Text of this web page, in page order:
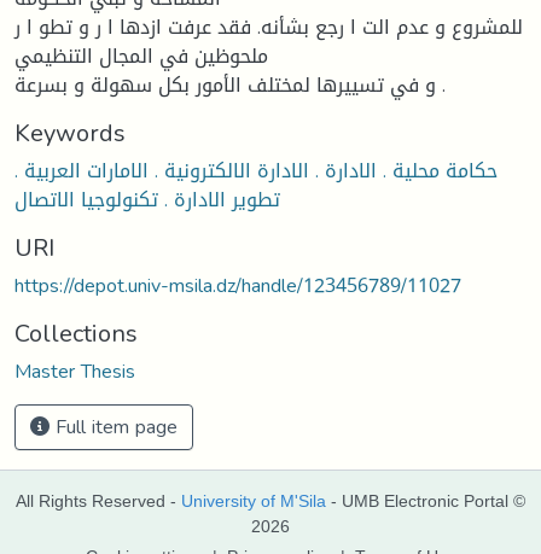
للمشروع و عدم الت ا رجع بشأنه. فقد عرفت ازدها ا ر و تطو ا ر
ملحوظين في المجال التنظيمي
و في تسييرها لمختلف الأمور بكل سهولة و بسرعة .
Keywords
حكامة محلية . الادارة . الادارة الالكترونية . الامارات العربية .
تطوير الادارة . تكنولوجيا الاتصال
URI
https://depot.univ-msila.dz/handle/123456789/11027
Collections
Master Thesis
Full item page
All Rights Reserved - University of M'Sila - UMB Electronic Portal ©
2026